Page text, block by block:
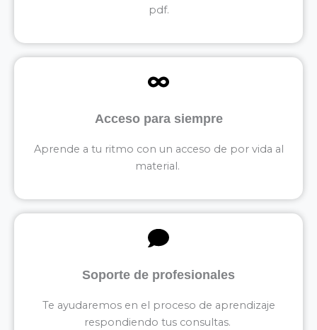
pdf.
Acceso para siempre
Aprende a tu ritmo con un acceso de por vida al
material.
Soporte de profesionales
Te ayudaremos en el proceso de aprendizaje
respondiendo tus consultas.